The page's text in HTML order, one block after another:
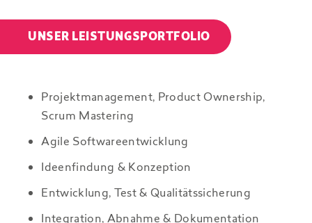
UNSER LEISTUNGSPORTFOLIO
Projektmanagement, Product Ownership,
Scrum Mastering
Agile Softwareentwicklung
Ideenfindung & Konzeption
Entwicklung, Test & Qualitätssicherung
Integration, Abnahme & Dokumentation